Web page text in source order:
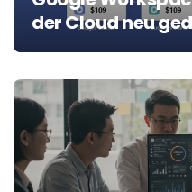
der Cloud neu